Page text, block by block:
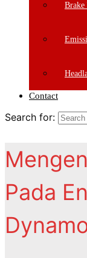
Brake
Contact
Search for:
Pada